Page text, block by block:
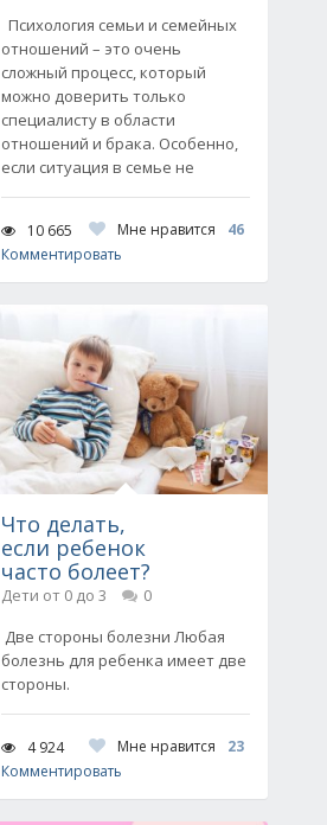
Психология семьи и семейных
отношений – это очень
сложный процесс, который
можно доверить только
специалисту в области
отношений и брака. Особенно,
если ситуация в семье не
10 665 Мне нравится
46
Комментировать
Что делать,
если ребенок
часто болеет?
Дети от 0 до 3
0
Две стороны болезни Любая
болезнь для ребенка имеет две
стороны.
4 924 Мне нравится
23
Комментировать